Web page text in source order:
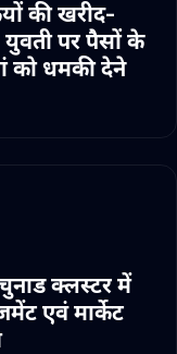
की खरीद-
पर पैसों के
को धमकी देने
क्लस्टर में
एवं मार्केट